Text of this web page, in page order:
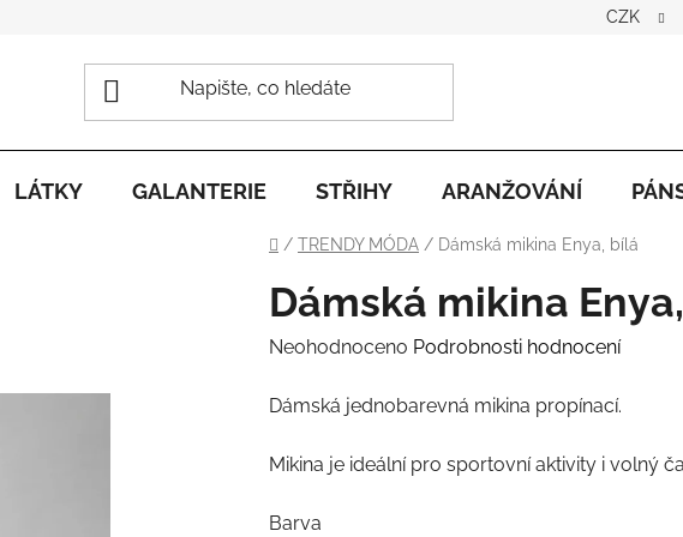
CZK
LÁTKY GALANTERIE STŘIHY ARANŽOVÁNÍ
Domů
/ TRENDY MÓDA / Dámská mikina Enya, bílá
Dámská mikina
Průměrné
produktu
0,0
Neohodnoceno Podrobnosti hodnocení
Dámská jednobarevná mikina propínací.
Mikina je ideální pro sportovní aktivity i volný
Barva